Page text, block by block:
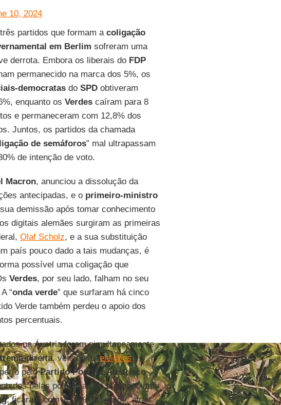
10, 2024
partidos que formam a coligação
em Berlim sofreram uma
derrota. Embora os liberais do FDP
permanecido na marca dos 5%, os
democratasdo SPDobtiveram
enquanto os Verdescaíram para 8
e permaneceram com 12,8% dos
Juntos, os partidos da chamada
de semáforos” mal ultrapassam
de intenção de voto.
Macron, anunciou a dissolução da
antecipadas, e o primeiro-ministro
demissão após tomar conhecimento
digitais alemães surgiram as primeiras
Olaf Scholz, e a sua substituição
país pouco dado a tais mudanças, é
possível uma coligação que
Verdes, por seu lado, falham no seu
“onda verde” que surfaram há cinco
Verde também perdeu o apoio dos
percentuais.
na Áustria foram simultaneamente
direita, venceu aseleições
peloPartido Popular Austríaco
pelas polémicas da sua candidata
, ficaram com 10,9% dos votos, atrás